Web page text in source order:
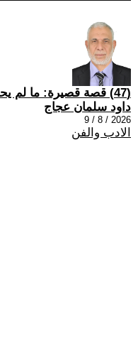
(47) قصة قصيرة: ما لم يحمله الماء
داود سلمان عجاج
2026 / 8 / 9
الادب والفن